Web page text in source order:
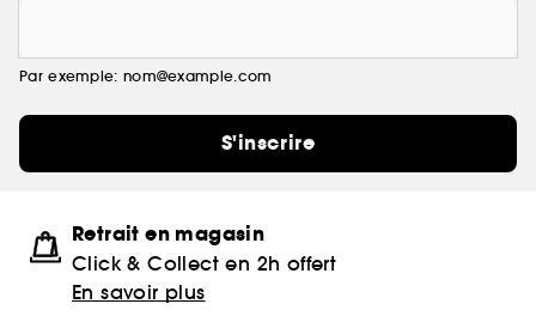
Par exemple: nom@example.com
S'inscrire
Retrait en magasin
Click & Collect en 2h offert
En savoir plus